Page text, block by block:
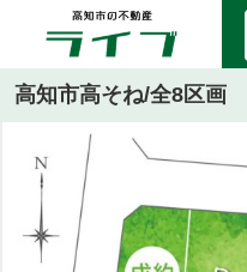
高知市高そね/全8区画